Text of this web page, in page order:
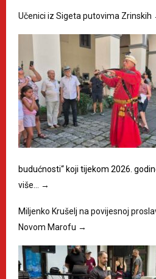
Učenici iz Sigeta putovima Zrinskih
budućnosti“ koji tijekom 2026.
više…
→
Miljenko Krušelj na povijesnoj
Novom Marofu →